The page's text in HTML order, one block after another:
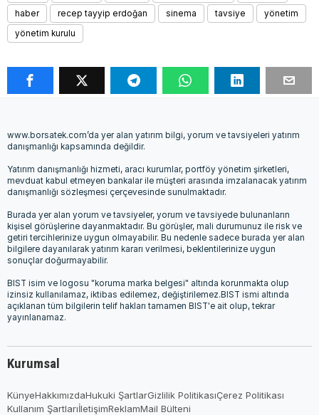
haber
recep tayyip erdoğan sinema tavsiye
yönetim
yönetim kurulu
www.borsatek.com’da yer alan yatırım bilgi, yorum ve tavsiyeleri yatırım
danışmanlığı kapsamında değildir.
Yatırım danışmanlığı hizmeti, aracı kurumlar, portföy yönetim şirketleri,
mevduat kabul etmeyen bankalar ile müşteri arasında imzalanacak yatırım
danışmanlığı sözleşmesi çerçevesinde sunulmaktadır.
Burada yer alan yorum ve tavsiyeler, yorum ve tavsiyede bulunanların
kişisel görüşlerine dayanmaktadır. Bu görüşler, mali durumunuz ile risk ve
getiri tercihlerinize uygun olmayabilir. Bu nedenle sadece burada yer alan
bilgilere dayanılarak yatırım kararı verilmesi, beklentilerinize uygun
sonuçlar doğurmayabilir.
BIST isim ve logosu "koruma marka belgesi" altında korunmakta olup
izinsiz kullanılamaz, iktibas edilemez, değiştirilemez.BIST ismi altında
açıklanan tüm bilgilerin telif hakları tamamen BIST'e ait olup, tekrar
yayınlanamaz.
Kurumsal
KünyeHakkımızdaHukuki ŞartlarGizlilik PolitikasıÇerez Politikası
Kullanım ŞartlarıİletişimReklamMail Bülteni